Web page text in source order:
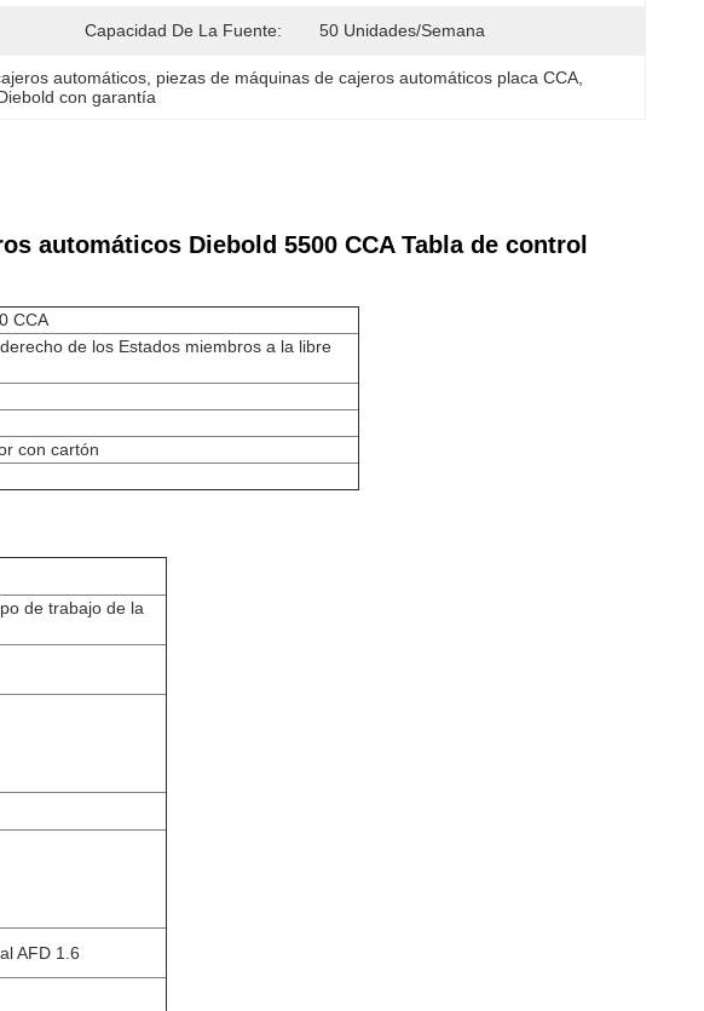
Capacidad De La Fuente: 50 Unidades/semana
automáticos piezas de máquinas de cajeros automáticos placa CCA
con garantía
automáticos Diebold 5500 CCA Tabla de control
CCA
de los Estados miembros a la libre
con cartón
de trabajo de la
AFD 1.6